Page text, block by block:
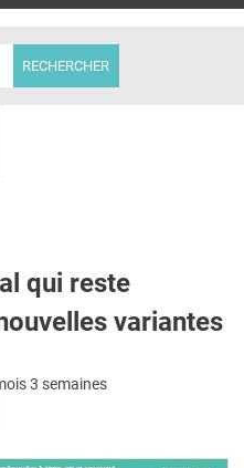
qui reste
variantes
3 semaines